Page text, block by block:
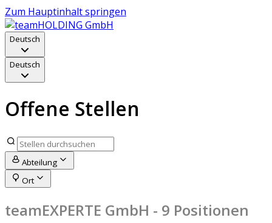
Zum Hauptinhalt springen
Deutsch
Deutsch
Offene Stellen
Abteilung
Ort
teamEXPERTE GmbH - 9 Positionen